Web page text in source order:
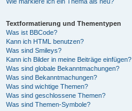
Textformatierung und Thementypen
Was ist BBCode?
Kann ich HTML benutzen?
Was sind Smileys?
Kann ich Bilder in meine Beiträge einfügen?
Was sind globale Bekanntmachungen?
Was sind Bekanntmachungen?
Was sind wichtige Themen?
Was sind geschlossene Themen?
Was sind Themen-Symbole?